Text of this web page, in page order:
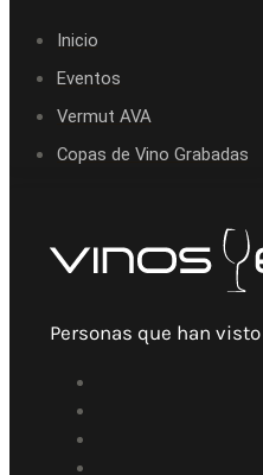
Inicio
Eventos
Vermut AVA
Copas de Vino Grabadas
Personas que han